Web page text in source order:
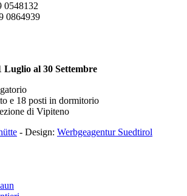
0548132
0864939
Luglio al 30 Settembre
e 18 posti in dormitorio
di Vipiteno
- Design: Werbgeagentur Suedtirol